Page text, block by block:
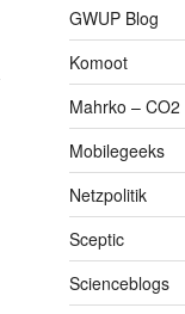
GWUP Blog
Komoot
Mahrko –
Mobilegeeks
Netzpolitik
Sceptic
Scienceblogs